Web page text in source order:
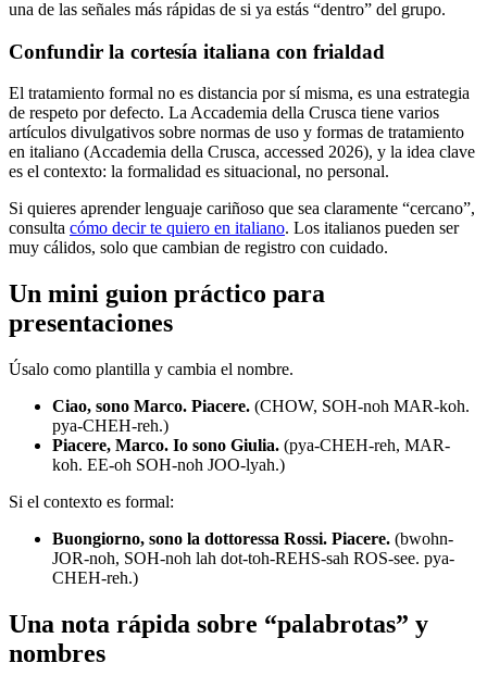
una de las señales más rápidas de si ya estás “dentro” del grupo.
Confundir la cortesía italiana con frialdad
El tratamiento formal no es distancia por sí misma, es una estrategia
de respeto por defecto. La Accademia della Crusca tiene varios
artículos divulgativos sobre normas de uso y formas de tratamiento
en italiano (Accademia della Crusca, accessed 2026), y la idea clave
es el contexto: la formalidad es situacional, no personal.
Si quieres aprender lenguaje cariñoso que sea claramente “cercano”,
consulta cómo decir te quiero en italiano. Los italianos pueden ser
muy cálidos, solo que cambian de registro con cuidado.
Un mini guion práctico para
presentaciones
Úsalo como plantilla y cambia el nombre.
Ciao, sono Marco. Piacere. (CHOW, SOH-noh MAR-koh.
pya-CHEH-reh.)
Piacere, Marco. Io sono Giulia. (pya-CHEH-reh, MAR-
koh. EE-oh SOH-noh JOO-lyah.)
Si el contexto es formal:
Buongiorno, sono la dottoressa Rossi. Piacere. (bwohn-
JOR-noh, SOH-noh lah dot-toh-REHS-sah ROS-see. pya-
CHEH-reh.)
Una nota rápida sobre “palabrotas” y
nombres